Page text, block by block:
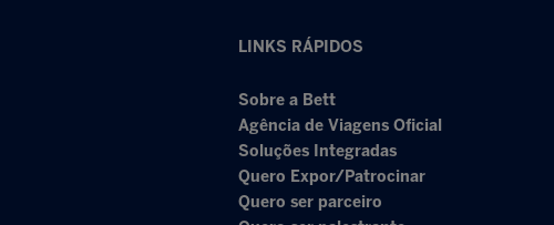
LINKS RÁPIDOS
Sobre a Bett
Agência de Viagens Oficial
Soluções Integradas
Quero Expor/Patrocinar
Quero ser parceiro